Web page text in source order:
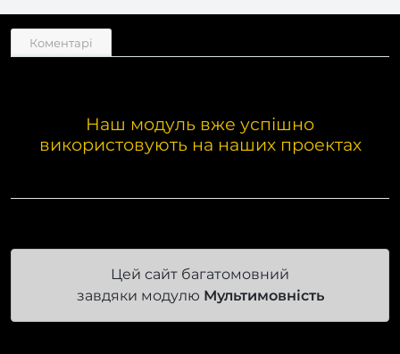
Коментарі
Наш модуль вже успішно
використовують на наших проектах
Цей сайт багатомовний
завдяки модулю Мультимовність